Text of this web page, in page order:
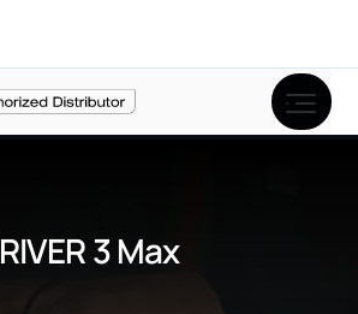
Specyfikacja
RIVER 3 Max